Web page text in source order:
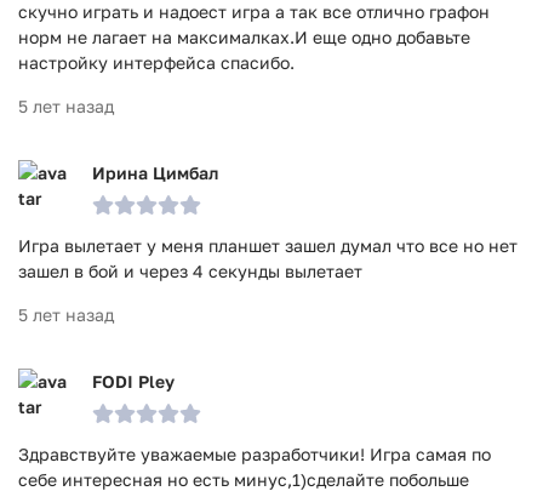
скучно играть и надоест игра а так все отлично графон
норм не лагает на максималках.И еще одно добавьте
настройку интерфейса спасибо.
5 лет назад
Ирина Цимбал
Игра вылетает у меня планшет зашел думал что все но нет
зашел в бой и через 4 секунды вылетает
5 лет назад
FODI Pley
Здравствуйте уважаемые разработчики! Игра самая по
себе интересная но есть минус,1)сделайте побольше